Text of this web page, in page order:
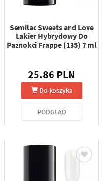
Semilac Sweets and Love
Lakier Hybrydowy Do
Paznokci Frappe (135) 7 ml
25.86 PLN
Do koszyka
PODGLĄD